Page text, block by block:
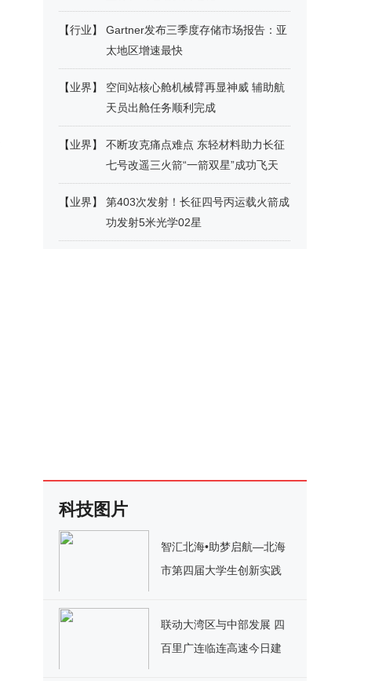
【行业】
Gartner发布三季度存储市场报告：亚
太地区增速最快
【业界】
空间站核心舱机械臂再显神威 辅助航
天员出舱任务顺利完成
【业界】
不断攻克痛点难点 东轻材料助力长征
七号改遥三火箭“一箭双星”成功飞天
【业界】
第403次发射！长征四号丙运载火箭成
功发射5米光学02星
科技图片
智汇北海•助梦启航—北海
市第四届大学生创新实践
联动大湾区与中部发展 四
百里广连临连高速今日建